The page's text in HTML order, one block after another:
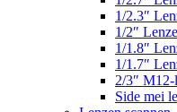
1/2.3″
1/2″
1/1.8″
1/1.7″
2/3″ M12-
Side mei